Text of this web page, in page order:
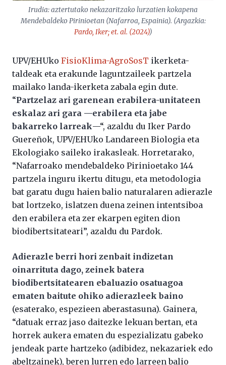
Irudia: aztertutako nekazaritzako lurzatien kokapena
Mendebaldeko Pirinioetan (Nafarroa, Espainia). (Argazkia:
Pardo, Iker;et. al. (2024))
UPV/EHUko FisioKlima-AgroSosT ikerketa-
taldeak eta erakunde laguntzaileek partzela
mailako landa-ikerketa zabala egin dute.
“Partzelaz ari garenean erabilera-unitateen
eskalaz ari gara —erabilera eta jabe
bakarreko larreak—“, azaldu du Iker Pardo
Guereñok, UPV/EHUko Landareen Biologia eta
Ekologiako saileko irakasleak. Horretarako,
“Nafarroako mendebaldeko Pirinioetako 144
partzela inguru ikertu ditugu, eta metodologia
bat garatu dugu haien balio naturalaren adierazle
bat lortzeko, islatzen duena zeinen intentsiboa
den erabilera eta zer ekarpen egiten dion
biodibertsitateari”, azaldu du Pardok.
Adierazle berri hori zenbait indizetan
oinarrituta dago, zeinek batera
biodibertsitatearen ebaluazio osatuagoa
ematen baitute ohiko adierazleek baino
(esaterako, espezieen aberastasuna). Gainera,
“datuak erraz jaso daitezke lekuan bertan, eta
horrek aukera ematen du espezializatu gabeko
jendeak parte hartzeko (adibidez, nekazariek edo
abeltzainek), beren lurren edo larreen balio